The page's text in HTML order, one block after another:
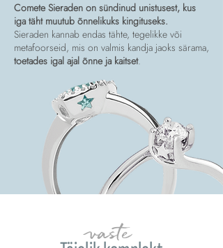
Comete Sieraden on sündinud unistusest, kus
iga täht muutub õnnelikuks kingituseks.
Sieraden kannab endas tähte, tegelikke või
metafoorseid, mis on valmis kandja jaoks särama,
toetades igal ajal õnne ja kaitset.
vaste